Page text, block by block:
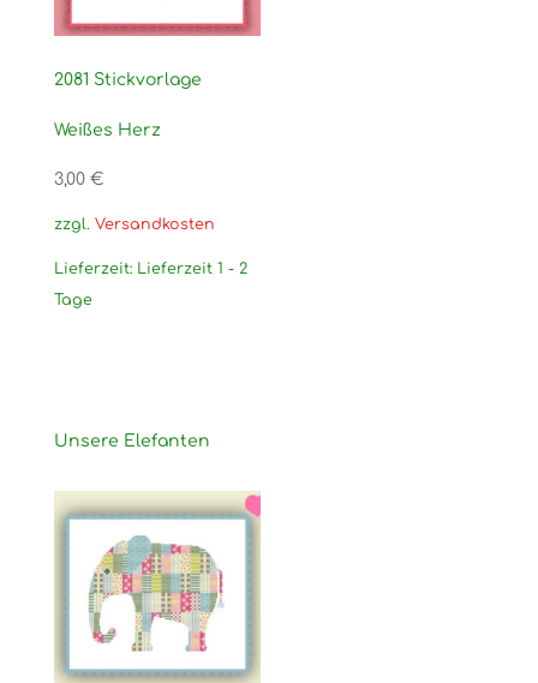
2081 Stickvorlage
Weißes Herz
3,00 €
zzgl. Versandkosten
Lieferzeit: Lieferzeit 1 - 2
Tage
Unsere Elefanten